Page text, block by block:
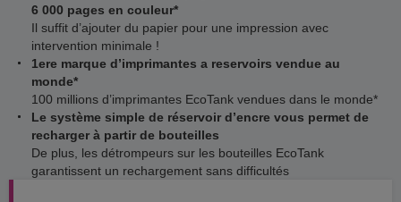
6 000 pages en couleur*
Il suffit d’ajouter du papier pour une impression avec
intervention minimale !
1ere marque d’imprimantes a reservoirs vendue au
monde*
100 millions d’imprimantes EcoTank vendues dans le monde*
Le système simple de réservoir d’encre vous permet de
recharger à partir de bouteilles
De plus, les détrompeurs sur les bouteilles EcoTank
garantissent un rechargement sans difficultés